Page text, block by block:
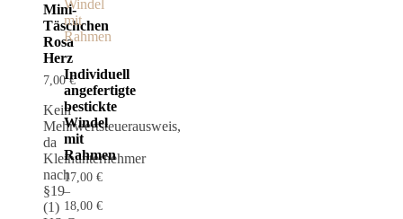
Mini-
Täschchen
Rosa
Herz
7,00€
Kein
Mehrwertsteuerausweis,
da
Kleinunternehmer
nach
§19
(1)
Individuell
angefertigte
bestickte
Windel
mit
Rahmen
17,00€
–
18,00€